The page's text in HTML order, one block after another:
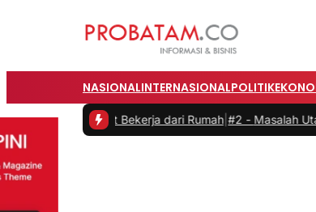
NASIONALINTERNASIONALPOLITIK
Bekerja dari Rumah| #2 -Masalah Utama Infrastruktur